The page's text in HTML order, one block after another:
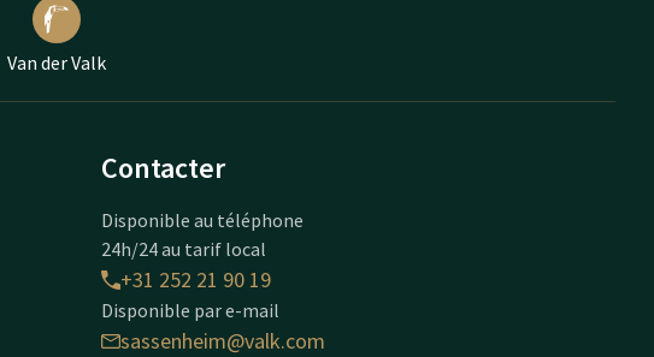
Van der Valk
Contacter
Disponible au téléphone
24h/24 au tarif local
+31 252 21 90 19
Disponible par e-mail
sassenheim@valk.com